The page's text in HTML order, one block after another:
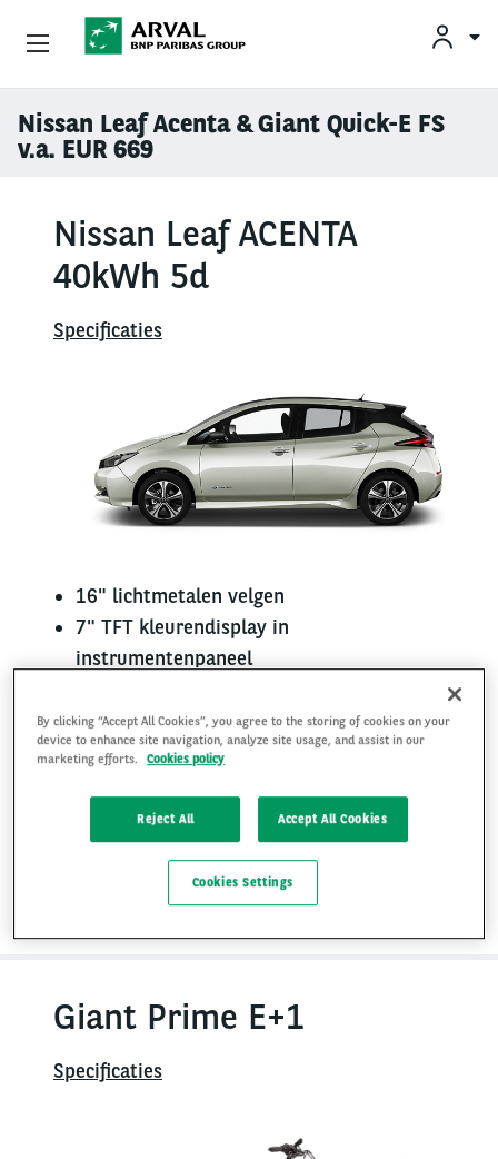
Overslaan en naar de inhoud gaan
Nissan Leaf Acenta & Giant Quick-E FS
v.a. EUR 669
Nissan Leaf ACENTA
40kWh 5d
Specificaties
16" lichtmetalen velgen
7" TFT kleurendisplay in
instrumentenpaneel
aansluiting, stuurwielbediening en 6
luidsprekers
buitenspiegels
Intelligent Key en Start/Stop-knop
Vanaf prijs op basis van 48 maanden en 30.000
Giant Prime E+1
Specificaties
Zakelijk Leasen
Mobiliteit
Occasions
Klantenservice
By clicking “Accept All Cookies”, you agree to the storing of cookies on your
device to enhance site navigation, analyze site usage, and assist in our
marketing efforts.
Cookies policy
Reject All Accept All Cookies
Cookies Settings